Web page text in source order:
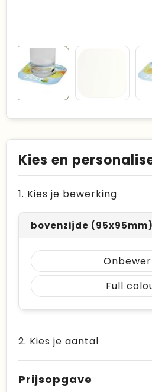
Kies en
1. Kies je bewerking
bovenzijde (95x95mm)
Full
2. Kies je aantal
Prijsopgave